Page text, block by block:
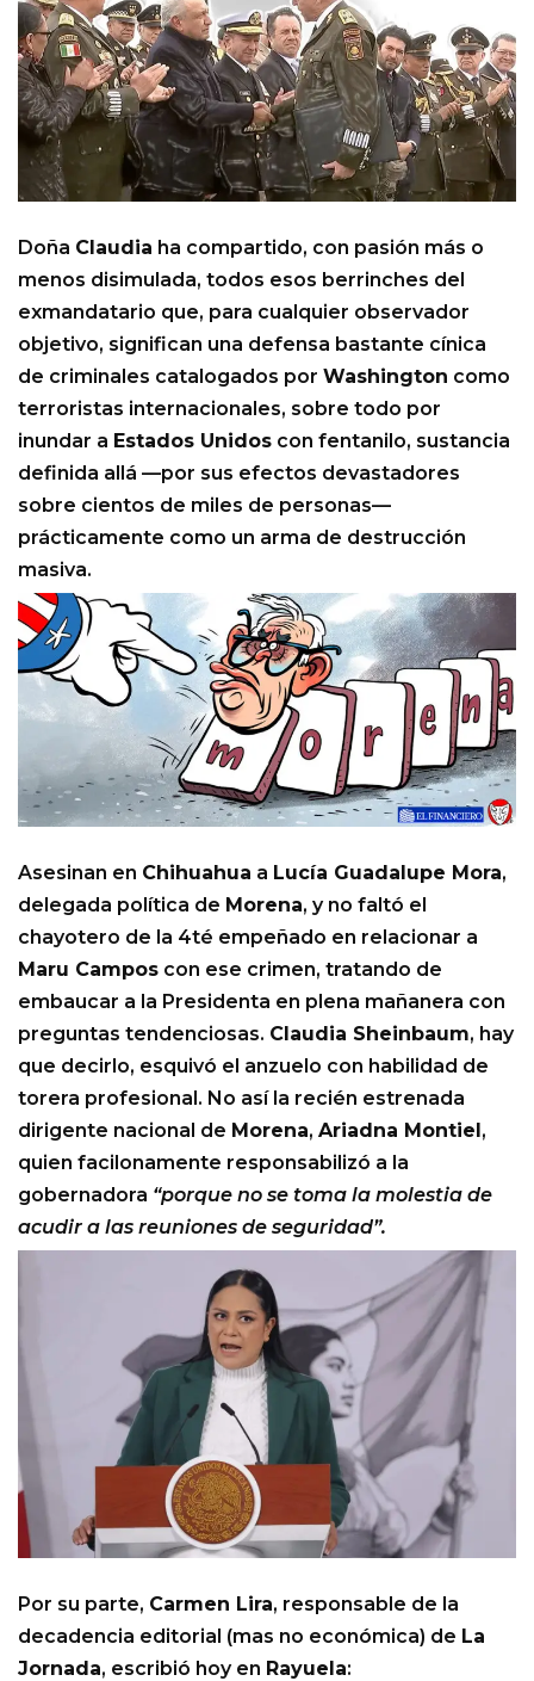
Doña Claudia ha compartido, con pasión más o
menos disimulada, todos esos berrinches del
exmandatario que, para cualquier observador
objetivo, significan una defensa bastante cínica
de criminales catalogados por Washington como
terroristas internacionales, sobre todo por
inundar a Estados Unidos con fentanilo, sustancia
definida allá —por sus efectos devastadores
sobre cientos de miles de personas—
prácticamente como un arma de destrucción
masiva.
Asesinan en Chihuahua a Lucía Guadalupe Mora,
delegada política de Morena, y no faltó el
chayotero de la 4té empeñado en relacionar a
Maru Campos con ese crimen, tratando de
embaucar a la Presidenta en plena mañanera con
preguntas tendenciosas. Claudia Sheinbaum, hay
que decirlo, esquivó el anzuelo con habilidad de
torera profesional. No así la recién estrenada
dirigente nacional de Morena, Ariadna Montiel,
quien facilonamente responsabilizó a la
gobernadora “porque no se toma la molestia de
acudir a las reuniones de seguridad”.
Por su parte, Carmen Lira, responsable de la
decadencia editorial (mas no económica) de La
Jornada, escribió hoy en Rayuela: